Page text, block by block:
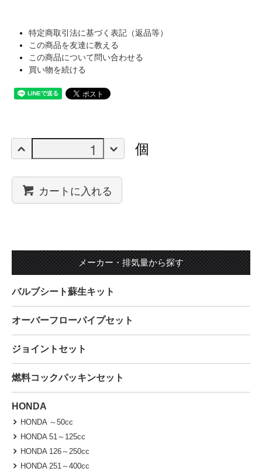
特定商取引法に基づく表記（返品等）
この商品を友達に教える
この商品について問い合わせる
買い物を続ける
個
カートに入れる
メーカー・排気量から探す
バルブシート蘇生キット
オーバーフローパイプセット
ジョイントセット
燃料コックパッキンセット
HONDA
HONDA ～50cc
HONDA 51～125cc
HONDA 126～250cc
HONDA 251～400cc